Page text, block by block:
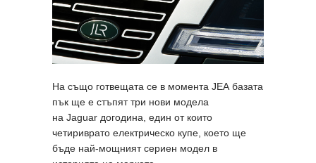
На също готвещата се в момента JEA базата
пък ще е стъпят три нови модела
на Jaguar догодина, един от които
четириврато електрическо купе, което ще
бъде най-мощният сериен модел в